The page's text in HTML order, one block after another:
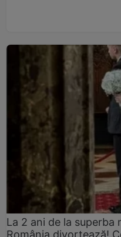
La 2 ani de la superba
România divorțează!